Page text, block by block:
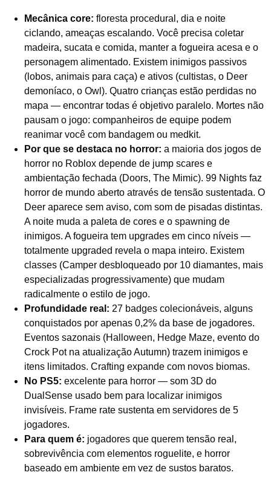
Mecânica core: floresta procedural, dia e noite
ciclando, ameaças escalando. Você precisa coletar
madeira, sucata e comida, manter a fogueira acesa e o
personagem alimentado. Existem inimigos passivos
(lobos, animais para caça) e ativos (cultistas, o Deer
demoníaco, o Owl). Quatro crianças estão perdidas no
mapa — encontrar todas é objetivo paralelo. Mortes não
pausam o jogo: companheiros de equipe podem
reanimar você com bandagem ou medkit.
Por que se destaca no horror: a maioria dos jogos de
horror no Roblox depende de jump scares e
ambientação fechada (Doors, The Mimic). 99 Nights faz
horror de mundo aberto através de tensão sustentada. O
Deer aparece sem aviso, com som de pisadas distintas.
A noite muda a paleta de cores e o spawning de
inimigos. A fogueira tem upgrades em cinco níveis —
totalmente upgraded revela o mapa inteiro. Existem
classes (Camper desbloqueado por 10 diamantes, mais
especializadas progressivamente) que mudam
radicalmente o estilo de jogo.
Profundidade real: 27 badges colecionáveis, alguns
conquistados por apenas 0,2% da base de jogadores.
Eventos sazonais (Halloween, Hedge Maze, evento do
Crock Pot na atualização Autumn) trazem inimigos e
itens limitados. Crafting expande com novos biomas.
No PS5: excelente para horror — som 3D do
DualSense usado bem para localizar inimigos
invisíveis. Frame rate sustenta em servidores de 5
jogadores.
Para quem é: jogadores que querem tensão real,
sobrevivência com elementos roguelite, e horror
baseado em ambiente em vez de sustos baratos.